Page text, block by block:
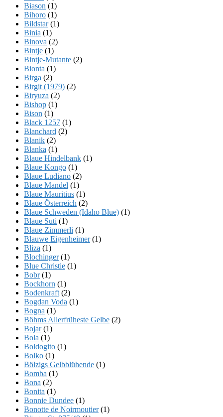
Biason (1)
Bihoro (1)
Bildstar(1)
Binia (1)
Binova (2)
Bintje (1)
Bintje-Mutante (2)
Bionta (1)
Birga (2)
Birgit (1979) (2)
Biryuza (2)
Bishop (1)
Bison (1)
Black 1257 (1)
Blanchard (2)
Blanik (2)
Blanka (1)
Blaue Hindelbank (1)
Blaue Kongo (1)
Blaue Ludiano (2)
Blaue Mandel (1)
Blaue Mauritius (1)
Blaue Österreich (2)
Blaue Schweden (Idaho Blue) (1)
Blaue Suti (1)
Blaue Zimmerli (1)
Blauwe Eigenheimer(1)
Bliza (1)
Blochinger(1)
Blue Christie (1)
Bobr(1)
Bockhorn (1)
Bodenkraft (2)
Bogdan Voda (1)
Bogna (1)
Böhms Allerfrüheste Gelbe (2)
Bojar(1)
Bola (1)
Boldogito (1)
Bolko (1)
Bölzigs Gelbblühende (1)
Bomba (1)
Bona (2)
Bonita (1)
Bonnie Dundee (1)
Bonotte de Noirmoutier(1)